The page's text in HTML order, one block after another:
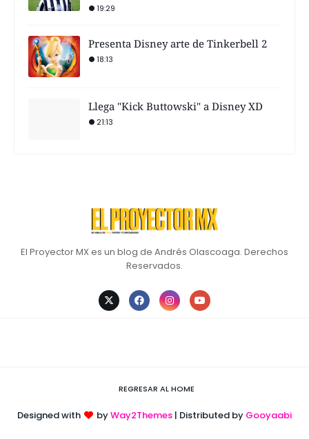
19:29
Presenta Disney arte de Tinkerbell 2
18:13
Llega "Kick Buttowski" a Disney XD
21:13
El Proyector MX es un blog de Andrés Olascoaga. Derechos
Reservados.
REGRESAR AL HOME
Designed with byWay2Themes | Distributed by Gooyaabi